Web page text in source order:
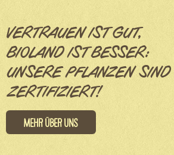
VERTRAUEN IST GUT,
BIOLAND IST BESSER:
UNSERE PFLANZEN SIND
ZERTIFIZIERT!
Mehr über uns